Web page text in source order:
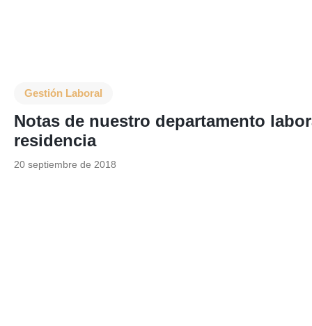
Gestión Laboral
Notas de nuestro departamento
residencia
20 septiembre de 2018